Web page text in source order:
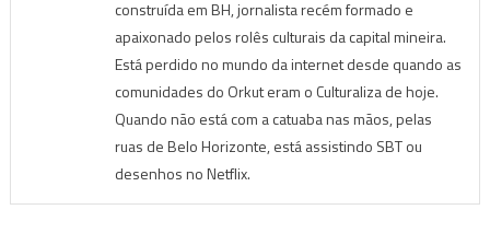
construída em BH, jornalista recém formado e
apaixonado pelos rolês culturais da capital mineira.
Está perdido no mundo da internet desde quando as
comunidades do Orkut eram o Culturaliza de hoje.
Quando não está com a catuaba nas mãos, pelas
ruas de Belo Horizonte, está assistindo SBT ou
desenhos no Netflix.